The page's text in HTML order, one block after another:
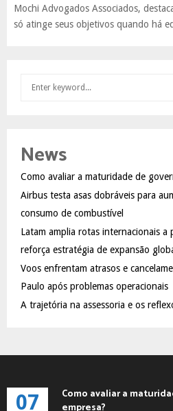
Mochi Advogados Associados,
só atinge seus objetivos quando há
h
o
r
:
News
Como avaliar a maturidade de
Airbus testa asas dobráveis para
consumo de combustível
Latam amplia rotas internacionais a
reforça estratégia de expansão
Voos enfrentam atrasos e
Paulo após problemas operacionais
A trajetória na assessoria e os
07
Como avaliar a